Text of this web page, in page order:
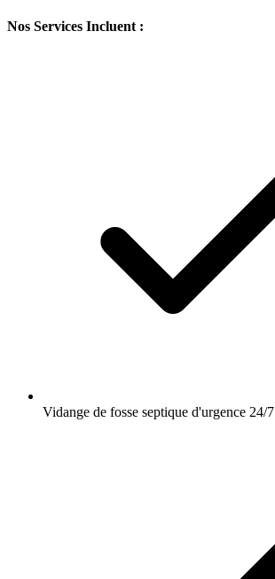
Nos Services Incluent :
Vidange de fosse septique d'urgence 24/7